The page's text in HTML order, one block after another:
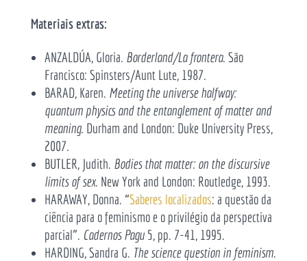
Materiais extras:
ANZALDÚA, Gloria. Borderland/La frontera. São
Francisco: Spinsters/Aunt Lute, 1987.
BARAD, Karen. Meeting the universe halfway:
quantum physics and the entanglement of matter and
meaning. Durham and London: Duke University Press,
2007.
BUTLER, Judith. Bodies that matter: on the discursive
limits of sex. New York and London: Routledge, 1993.
HARAWAY, Donna. “Saberes localizados: a questão da
ciência para o feminismo e o privilégio da perspectiva
parcial”. Cadernos Pagu5, pp. 7-41, 1995.
HARDING, Sandra G. The science question in feminism.